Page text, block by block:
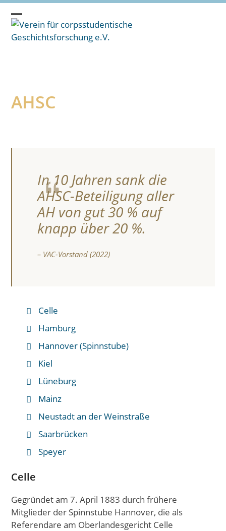
Skip
content
Open
mobile
Close
mobile
AHSC
In 10 Jahren sank die
AHSC-Beteiligung aller
AH von gut 30 % auf
knapp über 20 %.
– VAC-Vorstand (2022)
Celle
Hamburg
Hannover (Spinnstube)
Kiel
Lüneburg
Mainz
Neustadt an der Weinstraße
Saarbrücken
Speyer
Celle
Gegründet am 7. April 1883 durch frühere
Mitglieder der Spinnstube Hannover, die als
Referendare am Oberlandesgericht Celle